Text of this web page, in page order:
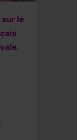
sur le